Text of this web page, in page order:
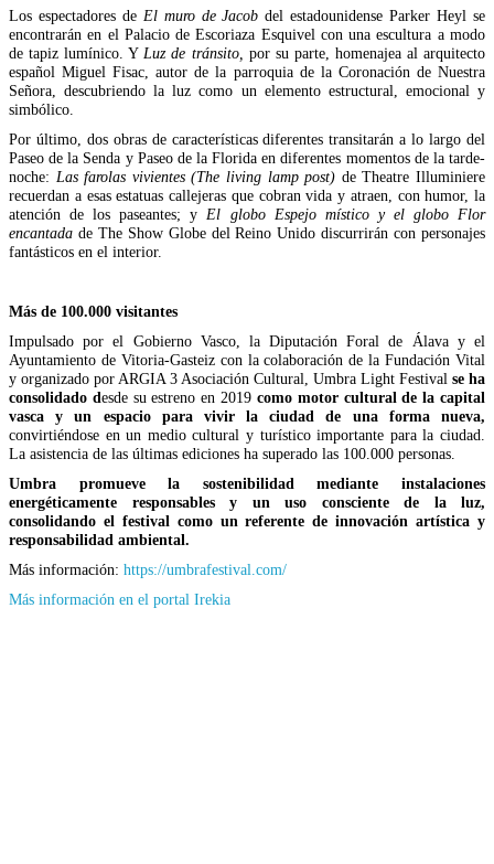
Los espectadores de El muro de Jacobdel estadounidense Parker Heyl se
encontrarán en el Palacio de Escoriaza Esquivel con una escultura a modo
de tapiz lumínico. Y Luz de tránsito, por su parte, homenajea al arquitecto
español Miguel Fisac, autor de la parroquia de la Coronación de Nuestra
Señora, descubriendo la luz como un elemento estructural, emocional y
simbólico.
Por último, dos obras de características diferentes transitarán a lo largo del
Paseo de la Senda y Paseo de la Florida en diferentes momentos de la tarde-
noche: Las farolas vivientes (The living lamp post) de Theatre Illuminiere
recuerdan a esas estatuas callejeras que cobran vida y atraen, con humor, la
atención de los paseantes; y El globo Espejo místico y el globo Flor
encantada de The Show Globe del Reino Unido discurrirán con personajes
fantásticos en el interior.
Más de 100.000 visitantes
Impulsado por el Gobierno Vasco, la Diputación Foral de Álava y el
Ayuntamiento de Vitoria-Gasteiz con la colaboración de la Fundación Vital
y organizado por ARGIA 3 Asociación Cultural, Umbra Light Festival se ha
consolidado desde su estreno en 2019 como motor cultural de la capital
vasca y un espacio para vivir la ciudad de una forma nueva,
convirtiéndose en un medio cultural y turístico importante para la ciudad.
La asistencia de las últimas ediciones ha superado las 100.000 personas.
Umbra promueve la sostenibilidad mediante instalaciones
energéticamente responsables y un uso consciente de la luz,
consolidando el festival como un referente de innovación artística y
responsabilidad ambiental.
Más información: https://umbrafestival.com/
Más información en el portal Irekia(Se